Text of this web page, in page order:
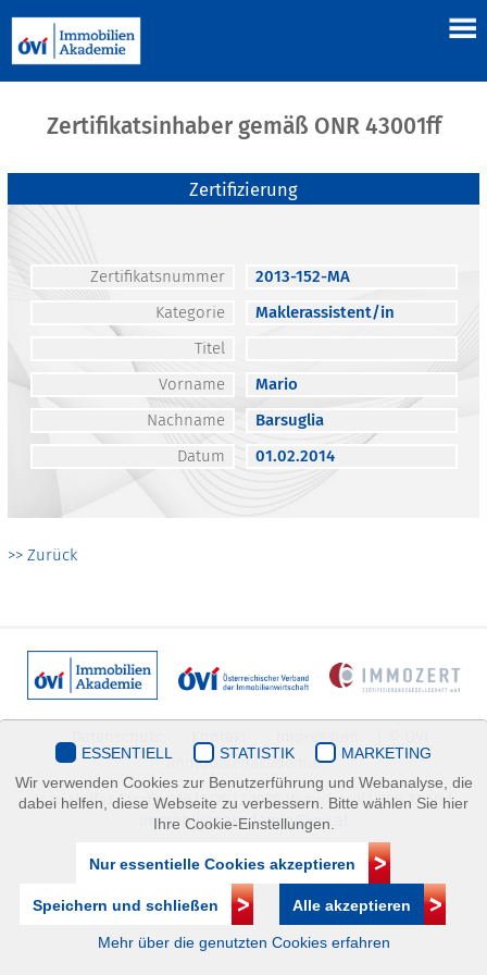
Zertifikatsinhaber gemäß ONR 43001ff
Zertifizierung
Zertifikatsnummer
2013-152-MA
Kategorie
Maklerassistent/in
Titel
Vorname
Mario
Nachname
Barsuglia
Datum
01.02.2014
>> Zurück
Immobilienakademie
Mariahilfer Straße 116/2.OG/2 1070 Wien | +43(1)505 32 50 |
immobilienakademie@ovi.at
ESSENTIELL STATISTIK
MARKETING
Wir verwenden Cookies zur Benutzerführung und Webanalyse, die
dabei helfen, diese Webseite zu verbessern. Bitte wählen Sie hier
Ihre Cookie-Einstellungen.
Nur essentielle Cookies akzeptieren
Speichern und schließen Alle akzeptieren
Mehr über die genutzten Cookies erfahren